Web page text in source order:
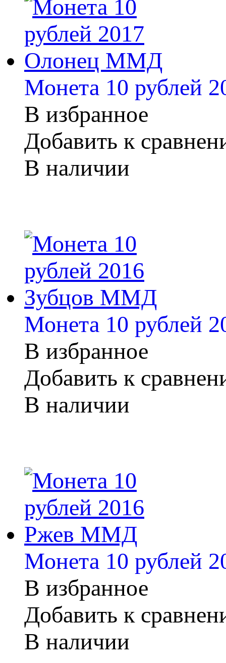
Монета 10 рублей
В избранное
Добавить к
В наличии
Монета 10 рублей
В избранное
Добавить к
В наличии
Монета 10 рублей
В избранное
Добавить к
В наличии